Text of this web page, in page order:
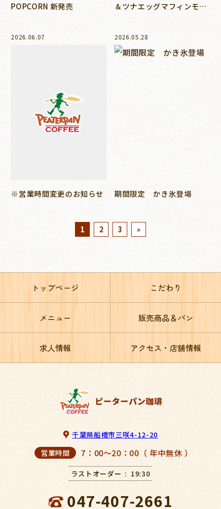
POPCORN 新発売
＆ツナエッグマフィンモー
2026.06.07
※営業時間変更のお知らせ
2026.05.28
期間限定 かき氷登場
1 2 3 »
トップページ こだわり
メニュー 販売商品＆パン
求人情報 アクセス・店舗情報
千葉県船橋市三咲4-12-20
営業時間
7：00～20：00（ 年中無休 ）
ラストオーダー 19:30
047-407-2661